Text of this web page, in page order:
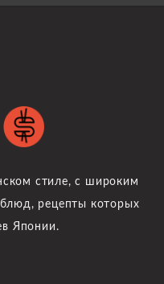
стиле, с широким
рецепты которых
Японии.